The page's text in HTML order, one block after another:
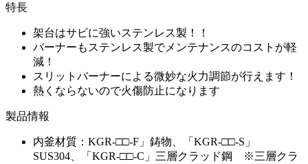
特長
架台はサビに強いステンレス製！！
バーナーもステンレス製でメンテナンスのコストが軽
減！
スリットバーナーによる微妙な火力調節が行えます！
熱くならないので火傷防止になります
製品情報
内釜材質：KGR-□□-F」鋳物、「KGR-□□-S」
SUS304、「KGR-□□-C」三層クラッド鋼 ※三層クラ